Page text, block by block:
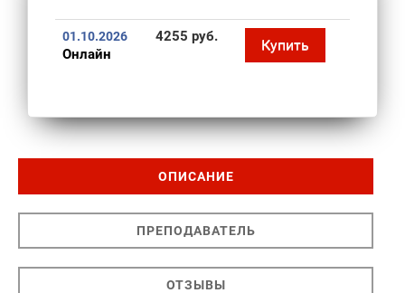
01.10.2026
Онлайн
4255 руб. Купить
ОПИСАНИЕ
ПРЕПОДАВАТЕЛЬ
ОТЗЫВЫ